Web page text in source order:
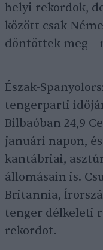
helyi rekordok,
között csak
döntöttek meg –
Észak-
tengerparti
Bilbaóban 24,9
januári napon,
kantábriai,
állomásain is.
Britannia,
tenger délkeleti
rekordot.